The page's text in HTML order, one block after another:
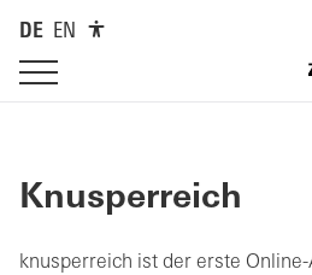
DE EN
Knusperreich
knusperreich ist der erste